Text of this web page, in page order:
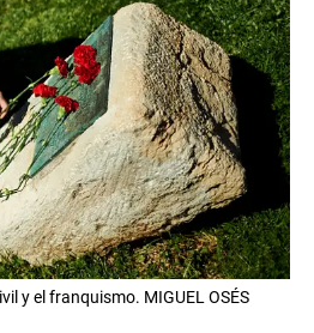
y el franquismo. MIGUEL OSÉS